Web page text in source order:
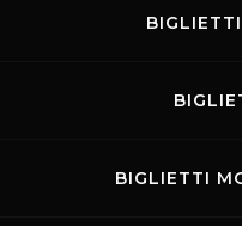
BIGLIETTI
- P. IVA 09397670010 Ph. +39